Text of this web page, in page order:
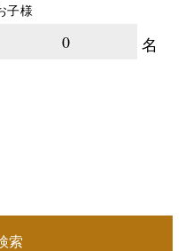
子様
0 名
索